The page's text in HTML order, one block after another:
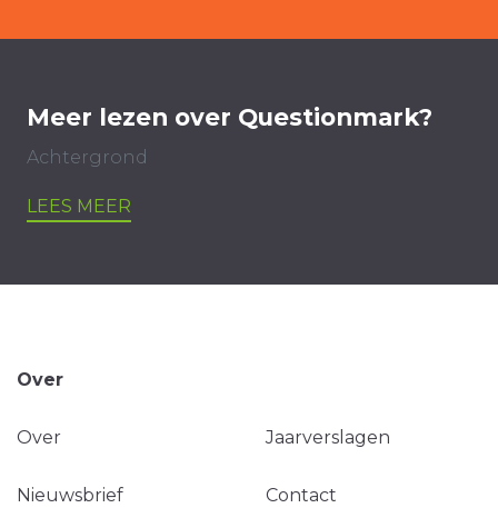
Meer lezen over Questionmark?
Achtergrond
LEES MEER
Over
Over Jaarverslagen
Nieuwsbrief Contact